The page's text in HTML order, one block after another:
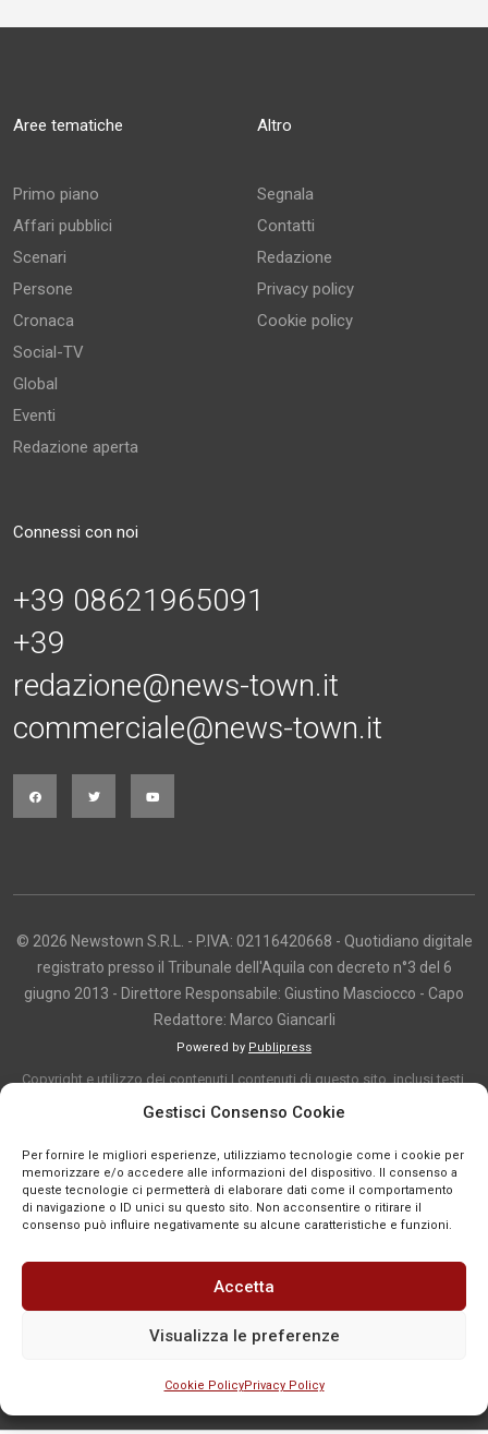
Gestisci Consenso Cookie
Per fornire le migliori esperienze, utilizziamo tecnologie come i cookie per
memorizzare e/o accedere alle informazioni del dispositivo. Il consenso a
queste tecnologie ci permetterà di elaborare dati come il comportamento
di navigazione o ID unici su questo sito. Non acconsentire o ritirare il
consenso può influire negativamente su alcune caratteristiche e funzioni.
Accetta
Visualizza le preferenze
Cookie PolicyPrivacy Policy
Aree tematiche
Primo piano
Affari pubblici
Scenari
Persone
Cronaca
Social-TV
Global
Eventi
Redazione aperta
Altro
Segnala
Contatti
Redazione
Privacy policy
Cookie policy
Connessi con noi
+39 08621965091
+39
redazione@news-town.it
commerciale@news-town.it
© 2026 Newstown S.R.L. - P.IVA: 02116420668 - Quotidiano digitale
registrato presso il Tribunale dell'Aquila con decreto n°3 del 6
giugno 2013 - Direttore Responsabile: Giustino Masciocco - Capo
Redattore: Marco Giancarli
Powered by Publipress
Copyright e utilizzo dei contenuti I contenuti di questo sito, inclusi testi,
articoli, immagini, fotografie, video e grafica, sono protetti da copyright e
indicazione. La riproduzione totale o parziale dei contenuti è consentita
solo previa autorizzazione o citando chiaramente la fonte, con link diretto
alla pagina originale, quando previsto. I contenuti provenienti da terze
parti sono pubblicati a fini informativi e restano di proprietà dei legittimi
titolari dei diritti. Se un contenuto viola diritti d’autore o norme vigenti, è
possibile segnalarlo per la verifica e l’eventuale rimozione tramite
comunicazione mail all'indirizzo redazione@news-town.it